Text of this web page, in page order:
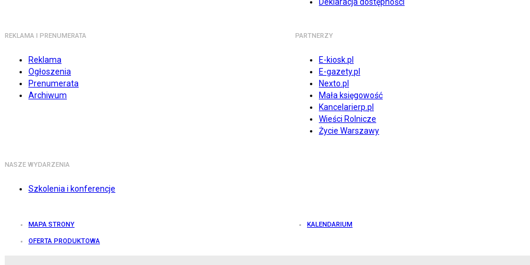
REKLAMA I PRENUMERATA
Reklama
Ogłoszenia
Prenumerata
Archiwum
PARTNERZY
E-kiosk.pl
E-gazety.pl
Nexto.pl
Mała księgowość
Kancelarierp.pl
Wieści Rolnicze
Życie Warszawy
NASZE WYDARZENIA
Szkolenia i konferencje
MAPA STRONY KALENDARIUM
OFERTA PRODUKTOWA